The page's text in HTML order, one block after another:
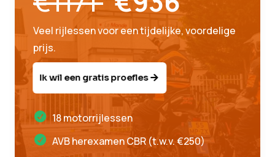
Veel rijlessen voor een tijdelijke, voordelige
prijs.
Ik wil een gratis proefles
18 motorrijlessen
AVB herexamen CBR (t.w.v. €250)